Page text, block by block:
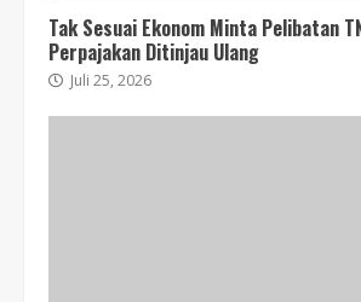
Tak Sesuai Ekonom Minta Pelibatan
Perpajakan Ditinjau Ulang
Juli 25, 2026